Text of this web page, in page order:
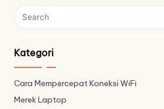
Kategori
Cara Mempercepat Koneksi WiFi
Merek Laptop